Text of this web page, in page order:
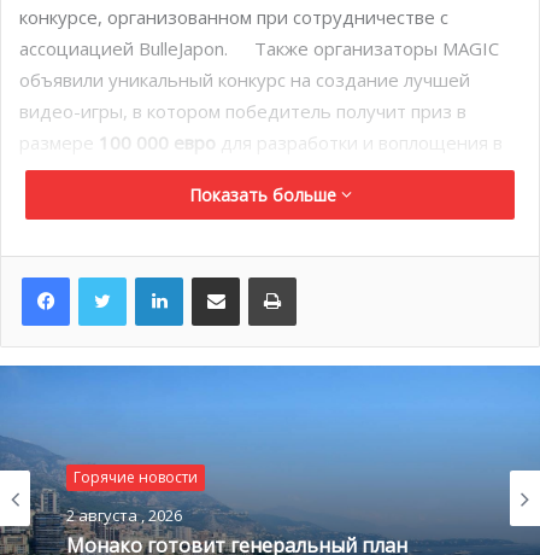
конкурсе, организованном при сотрудничестве с
ассоциацией BulleJapon. Также организаторы MAGIC
объявили уникальный конкурс на создание лучшей
видео-игры, в котором победитель получит приз в
размере 100 000 евро для разработки и воплощения в
жизнь своего проекта.
Популярность первой конференции MAGIC, которая
состоялась 21 марта прошлого года, доказала, что
Показать больше
LinkedInПоделиться по электронной почте Распечатать
Горячие новости
2 августа , 2026
Монако готовит генеральный план